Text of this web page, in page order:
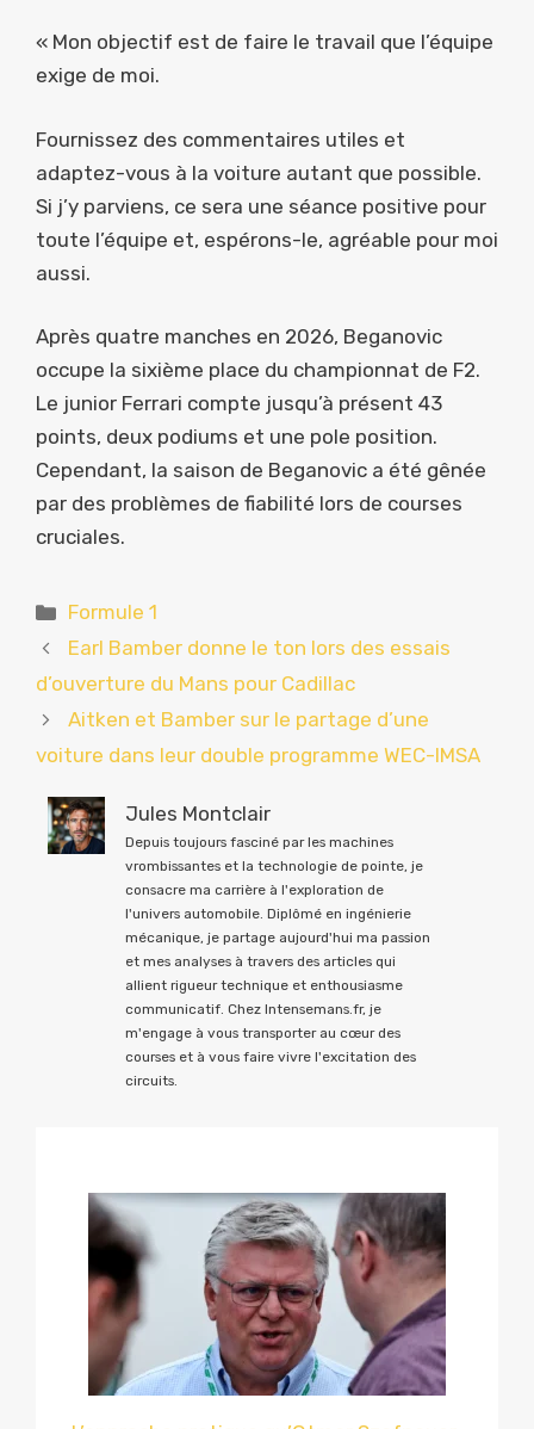
« Mon objectif est de faire le travail que l’équipe
exige de moi.
Fournissez des commentaires utiles et
adaptez-vous à la voiture autant que possible.
Si j’y parviens, ce sera une séance positive pour
toute l’équipe et, espérons-le, agréable pour moi
aussi.
Après quatre manches en 2026, Beganovic
occupe la sixième place du championnat de F2.
Le junior Ferrari compte jusqu’à présent 43
points, deux podiums et une pole position.
Cependant, la saison de Beganovic a été gênée
par des problèmes de fiabilité lors de courses
cruciales.
Catégories
Formule 1
Earl Bamber donne le ton lors des essais
d’ouverture du Mans pour Cadillac
Aitken et Bamber sur le partage d’une
voiture dans leur double programme WEC-IMSA
Jules Montclair
Depuis toujours fasciné par les machines
vrombissantes et la technologie de pointe, je
consacre ma carrière à l'exploration de
l'univers automobile. Diplômé en ingénierie
mécanique, je partage aujourd'hui ma passion
et mes analyses à travers des articles qui
allient rigueur technique et enthousiasme
communicatif. Chez Intensemans.fr, je
m'engage à vous transporter au cœur des
courses et à vous faire vivre l'excitation des
circuits.